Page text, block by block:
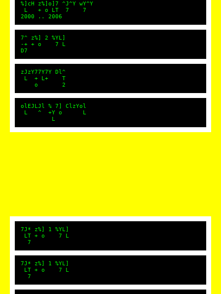
%]cH z%]o]7 ^J^Y wY^Y
L + o LT 7 7
2000 .. 2006
7^ z%] 2 %YL]
-+ + o 7 L
D7
zJzY77Y7Y Dl^
L + L+ T
o 2
olEJLJl % 7] ClzYol
L ^ +Y o L
L
7J* z%] 1 %YL]
LT + o 7 L
7
7J* z%] 1 %YL]
LT + o 7 L
7